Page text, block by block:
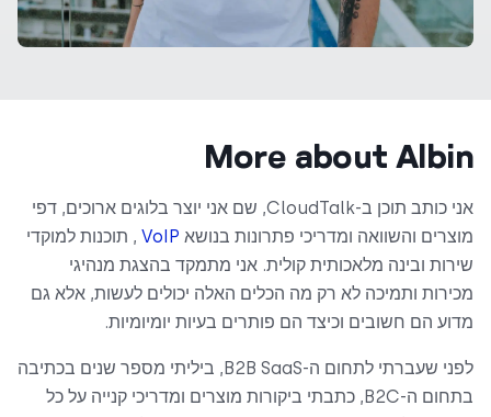
More about Albin
אני כותב תוכן ב-CloudTalk, שם אני יוצר בלוגים ארוכים, דפי
מוצרים והשוואה ומדריכי פתרונות בנושא VoIP , תוכנות למוקדי
שירות ובינה מלאכותית קולית. אני מתמקד בהצגת מנהיגי
מכירות ותמיכה לא רק מה הכלים האלה יכולים לעשות, אלא גם
מדוע הם חשובים וכיצד הם פותרים בעיות יומיומיות.
לפני שעברתי לתחום ה-B2B SaaS, ביליתי מספר שנים בכתיבה
בתחום ה-B2C, כתבתי ביקורות מוצרים ומדריכי קנייה על כל